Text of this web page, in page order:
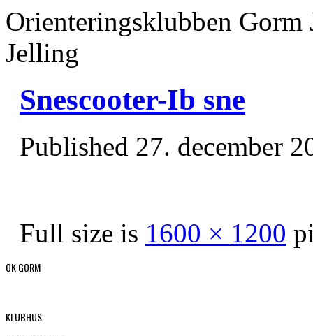
Orienteringsklubben
Jelling
Snescooter-Ib sne
Published 27. december
Full size is 1600 × 1200
OK GORM
KLUBHUS